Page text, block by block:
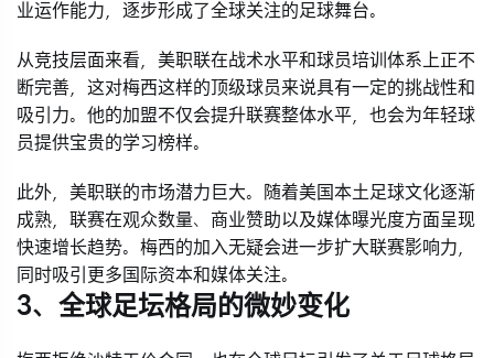
业运作能力，逐步形成了全球关注的足球舞台。
从竞技层面来看，美职联在战术水平和球员培训体系上正不
断完善，这对梅西这样的顶级球员来说具有一定的挑战性和
吸引力。他的加盟不仅会提升联赛整体水平，也会为年轻球
员提供宝贵的学习榜样。
此外，美职联的市场潜力巨大。随着美国本土足球文化逐渐
成熟，联赛在观众数量、商业赞助以及媒体曝光度方面呈现
快速增长趋势。梅西的加入无疑会进一步扩大联赛影响力，
同时吸引更多国际资本和媒体关注。
3、全球足坛格局的微妙变化